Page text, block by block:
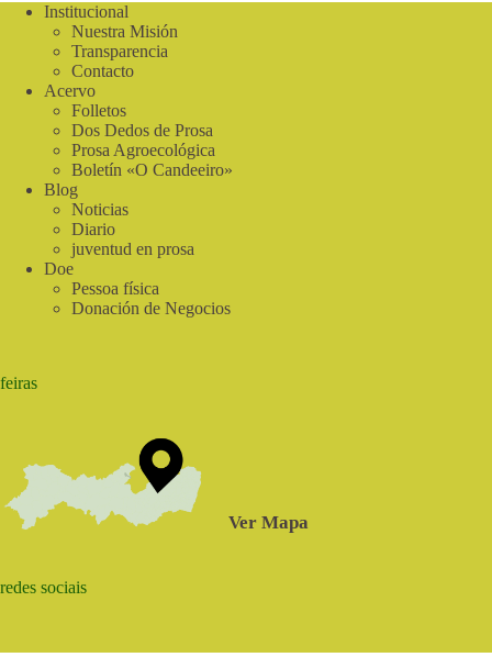
Institucional
Nuestra Misión
Transparencia
Contacto
Acervo
Folletos
Dos Dedos de Prosa
Prosa Agroecológica
Boletín «O Candeeiro»
Blog
Noticias
Diario
juventud en prosa
Doe
Pessoa física
Donación de Negocios
feiras
Ver Mapa
redes sociais